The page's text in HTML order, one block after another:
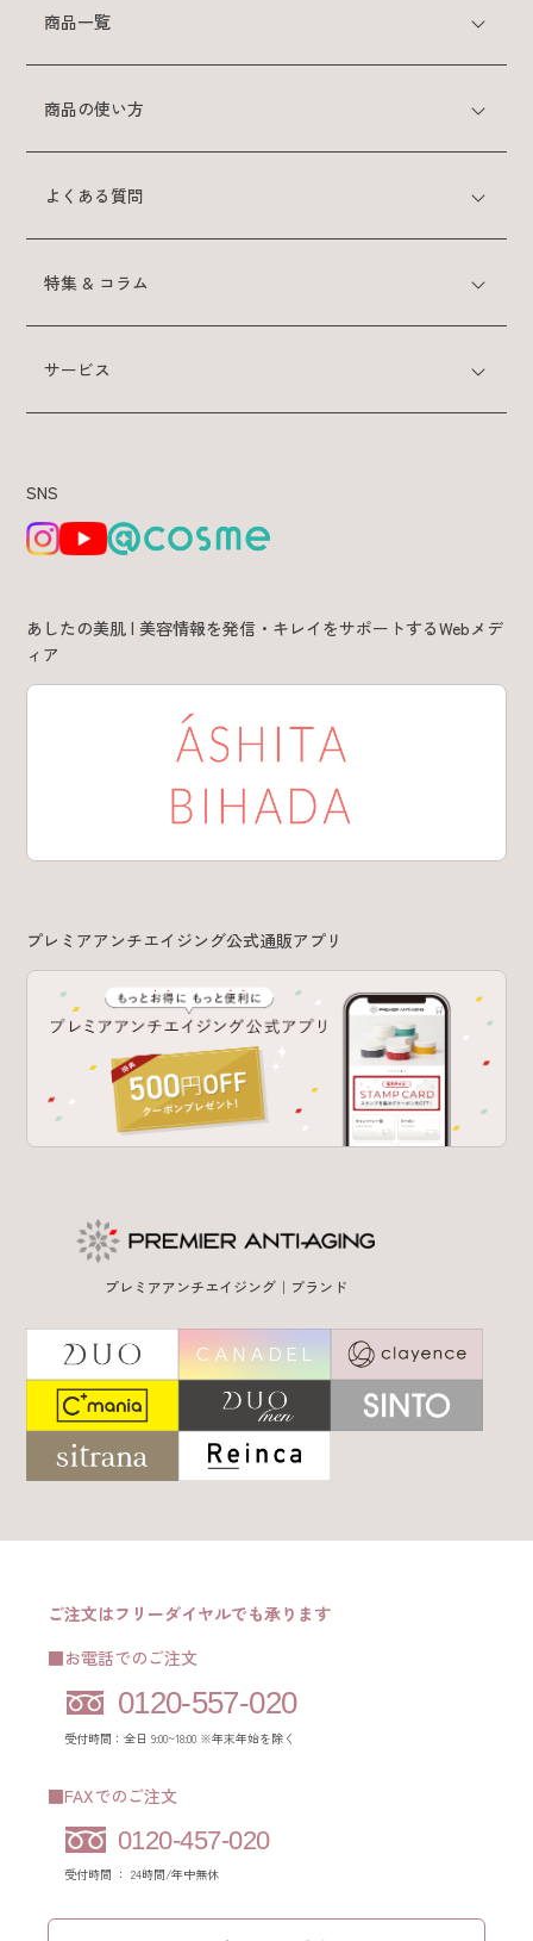
商品一覧
商品の使い方
よくある質問
特集 & コラム
サービス
SNS
あしたの美肌 | 美容情報を発信・キレイをサポートするWebメデ
ィア
プレミアアンチエイジング公式通販アプリ
プレミアアンチエイジング｜ブランド
ご注文はフリーダイヤルでも承ります
■お電話でのご注文
0120-557-020
受付時間：全日 9:00~18:00 ※年末年始を除く
■FAXでのご注文
0120-457-020
受付時間 ： 24時間/年中無休